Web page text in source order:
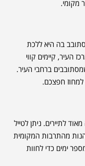
מקומי.
בה היא ללכת
העיר, קיימים קווי
ברחבי העיר.
חפצכם.
לתיירים. ניתן לטייל
מהתרבות המקומית
ימים כדי לחוות